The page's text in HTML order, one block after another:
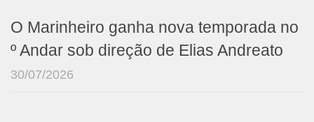
O Marinheiro ganha nova temporada no
º Andar sob direção de Elias Andreato
30/07/2026